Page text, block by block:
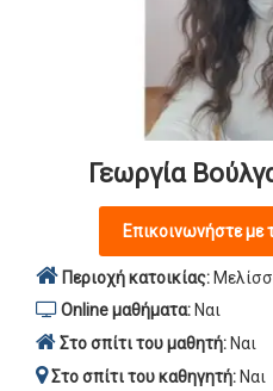
Γεωργία
Επικοινωνήστε με
Περιοχή κατοικίας:
Online μαθήματα: Ναι
Στο σπίτι του μαθητή: Ναι
Στο σπίτι του καθηγητή: Ναι